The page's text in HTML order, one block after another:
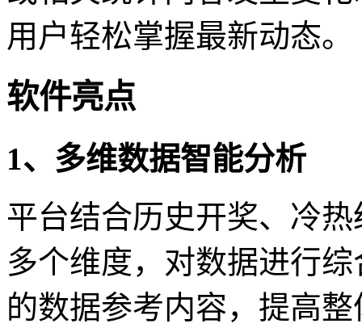
用户轻松掌握最新动态。
软件亮点
1、多维数据智能分析
平台结合历史开奖、冷
多个维度，对数据进行
的数据参考内容，提高